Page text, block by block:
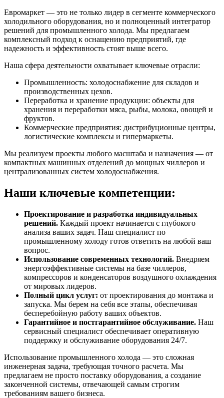
Евромаркет — это не только лидер в сегменте коммерческого
холодильного оборудования, но и полноценный интегратор
решений для промышленного холода. Мы предлагаем
комплексный подход к оснащению предприятий, где
надежность и эффективность стоят выше всего.
Наша сфера деятельности охватывает ключевые отрасли:
Промышленность: холодоснабжение для складов и
производственных цехов.
Переработка и хранение продукции: объекты для
хранения и переработки мяса, рыбы, молока, овощей и
фруктов.
Коммерческие предприятия: дистрибуционные центры,
логистические комплексы и гипермаркеты.
Мы реализуем проекты любого масштаба и назначения — от
компактных машинных отделений до мощных чиллеров и
централизованных систем холодоснабжения.
Наши ключевые компетенции:
Проектирование и разработка индивидуальных
решений. Каждый проект начинается с глубокого
анализа ваших задач. Наш специалист по
промышленному холоду готов ответить на любой ваш
вопрос.
Использование современных технологий. Внедряем
энергоэффективные системы на базе чиллеров,
компрессоров и конденсаторов воздушного охлаждения
от мировых лидеров.
Полный цикл услуг: от проектирования до монтажа и
запуска. Мы берем на себя все этапы, обеспечивая
бесперебойную работу ваших объектов.
Гарантийное и постгарантийное обслуживание. Наш
сервисный специалист обеспечивает оперативную
поддержку и обслуживание оборудования 24/7.
Использование промышленного холода — это сложная
инженерная задача, требующая точного расчета. Мы
предлагаем не просто поставку оборудования, а создание
законченной системы, отвечающей самым строгим
требованиям вашего бизнеса.